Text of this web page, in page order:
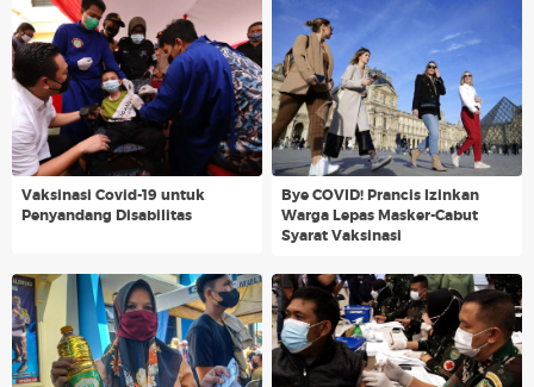
Vaksinasi Covid-19 untuk
Penyandang Disabilitas
Bye COVID! Prancis Izinkan
Warga Lepas Masker-Cabut
Syarat Vaksinasi